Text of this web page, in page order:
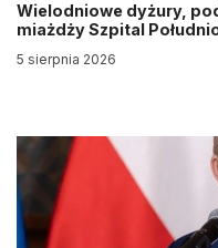
Wielodniowe dyżury,
miażdży Szpital
5 sierpnia 2026